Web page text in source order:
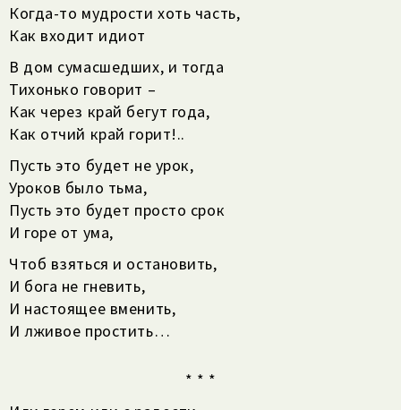
Когда-то мудрости хоть часть,
Как входит идиот
В дом сумасшедших, и тогда
Тихонько говорит –
Как через край бегут года,
Как отчий край горит!..
Пусть это будет не урок,
Уроков было тьма,
Пусть это будет просто срок
И горе от ума,
Чтоб взяться и остановить,
И бога не гневить,
И настоящее вменить,
И лживое простить…
* * *